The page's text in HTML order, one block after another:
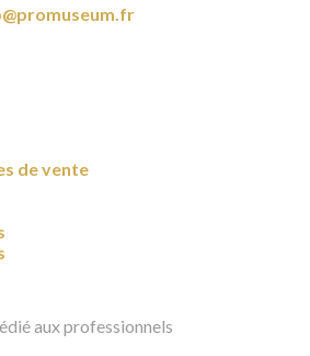
de vente
aux professionnels